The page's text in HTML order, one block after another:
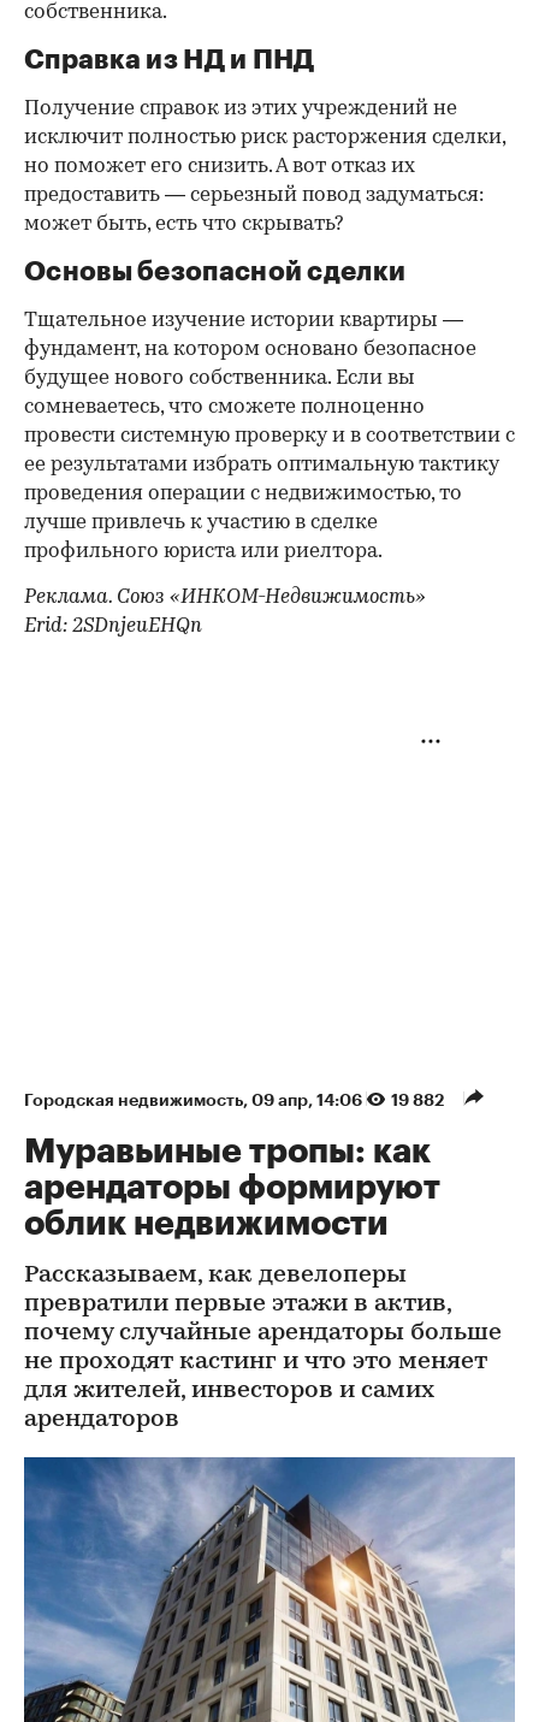
собственника.
Справка из НД и ПНД
Получение справок из этих учреждений не
исключит полностью риск расторжения сделки,
но поможет его снизить. А вот отказ их
предоставить — серьезный повод задуматься:
может быть, есть что скрывать?
Основы безопасной сделки
Тщательное изучение истории квартиры —
фундамент, на котором основано безопасное
будущее нового собственника. Если вы
сомневаетесь, что сможете полноценно
провести системную проверку и в соответствии с
ее результатами избрать оптимальную тактику
проведения операции с недвижимостью, то
лучше привлечь к участию в сделке
профильного юриста или риелтора.
Реклама. Союз «ИНКОМ-Недвижимость»
Erid: 2SDnjeuEHQn
Городская недвижимость 09 апр, 14:06 19 882
Муравьиные тропы: как
арендаторы формируют
облик недвижимости
Рассказываем, как девелоперы
превратили первые этажи в актив,
почему случайные арендаторы больше
не проходят кастинг и что это меняет
для жителей, инвесторов и самих
арендаторов